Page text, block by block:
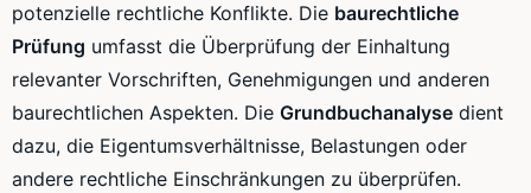
potenzielle rechtliche Konflikte. Die baurechtliche
Prüfung umfasst die Überprüfung der Einhaltung
relevanter Vorschriften, Genehmigungen und anderen
baurechtlichen Aspekten. Die Grundbuchanalyse dient
dazu, die Eigentumsverhältnisse, Belastungen oder
andere rechtliche Einschränkungen zu überprüfen.